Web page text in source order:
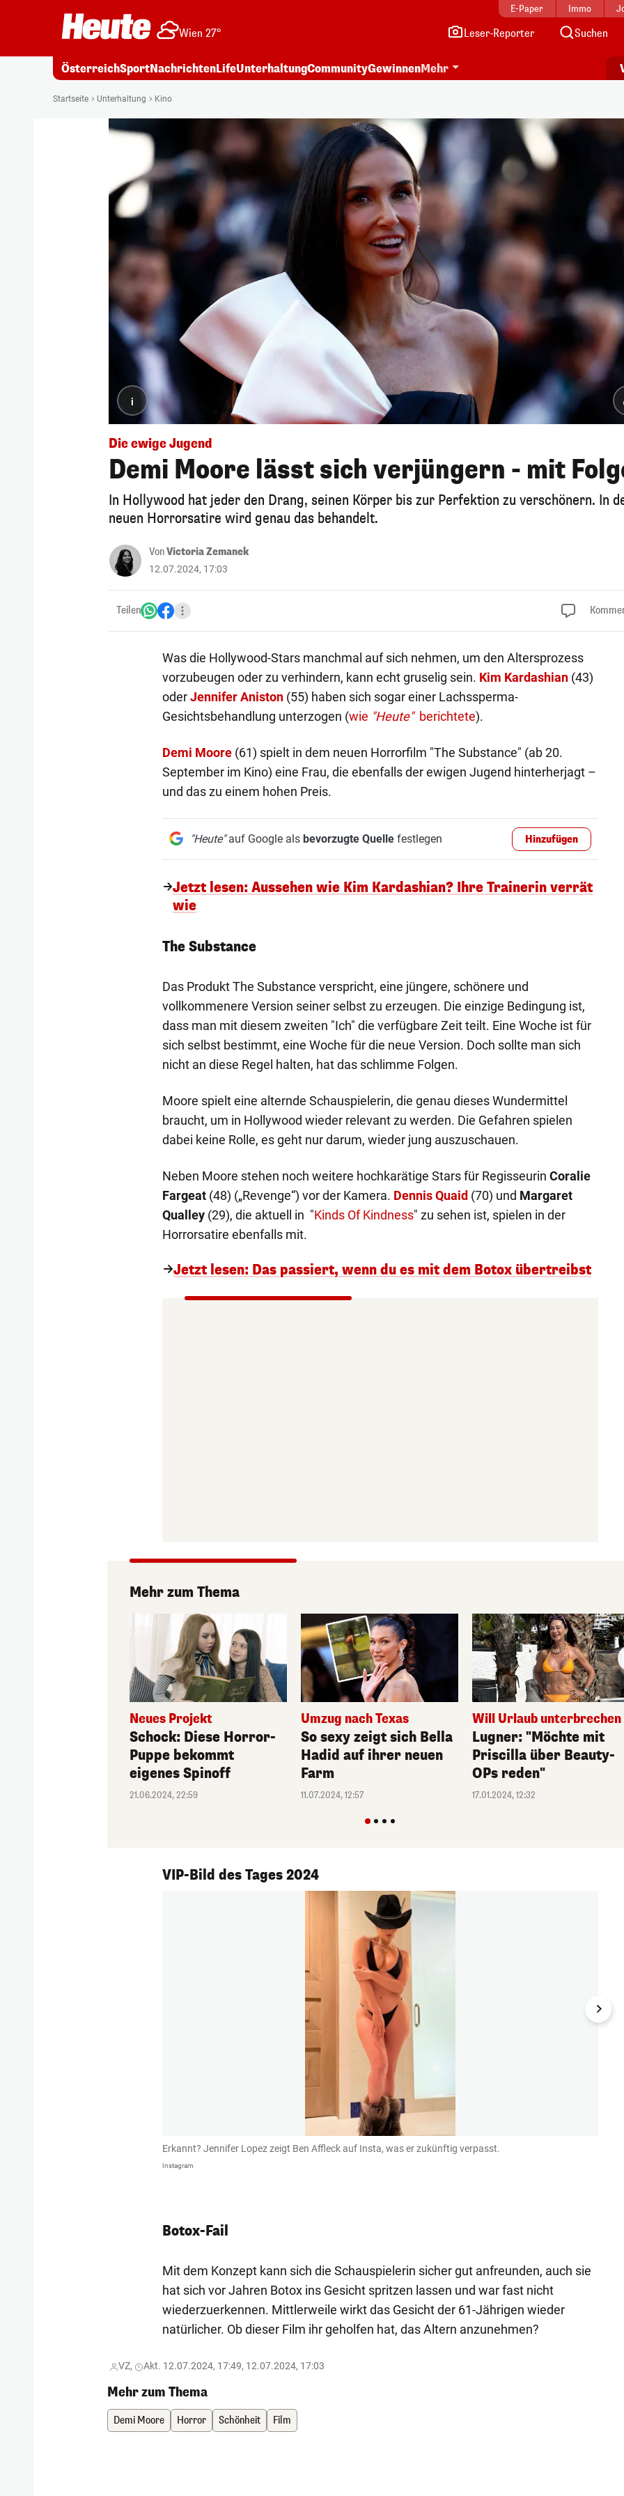
E-Paper Immo
Wien 27° Leser-Reporter Suchen
ÖsterreichSportNachrichtenLifeUnterhaltungCommunityGewinnenMehr
Startseite Unterhaltung Kino
i
Die ewige Jugend
Demi Moore lässt sich verjüngern - mit
In Hollywood hat jeder den Drang, seinen Körper bis zur Perfektion zu verschönern. In
neuen Horrorsatire wird genau das behandelt.
VonVictoria Zemanek
12.07.2024, 17:03
Teilen
Was die Hollywood-Stars manchmal auf sich nehmen, um den Altersprozess
vorzubeugen oder zu verhindern, kann echt gruselig sein. Kim Kardashian(43)
oderJennifer Aniston(55) haben sich sogar einer Lachssperma-
Gesichtsbehandlung unterzogen (wie "Heute"berichtete).
Demi Moore(61) spielt in dem neuen Horrorfilm "The Substance" (ab 20.
September im Kino) eine Frau, die ebenfalls der ewigen Jugend hinterherjagt –
und das zu einem hohen Preis.
"Heute"auf Google als bevorzugte Quellefestlegen Hinzufügen
Jetzt lesen: Aussehen wie Kim Kardashian? Ihre Trainerin verrät
wie
The Substance
Das Produkt The Substance verspricht, eine jüngere, schönere und
vollkommenere Version seiner selbst zu erzeugen. Die einzige Bedingung ist,
dass man mit diesem zweiten "Ich" die verfügbare Zeit teilt. Eine Woche ist für
sich selbst bestimmt, eine Woche für die neue Version. Doch sollte man sich
nicht an diese Regel halten, hat das schlimme Folgen.
Moore spielt eine alternde Schauspielerin, die genau dieses Wundermittel
braucht, um in Hollywood wieder relevant zu werden. Die Gefahren spielen
dabei keine Rolle, es geht nur darum, wieder jung auszuschauen.
Neben Moore stehen noch weitere hochkarätige Stars für Regisseurin Coralie
Fargeat(48) („Revenge“) vor der Kamera. Dennis Quaid(70) und Margaret
Qualley(29), die aktuell in "Kinds Of Kindness" zu sehen ist, spielen in der
Horrorsatire ebenfalls mit.
Jetzt lesen: Das passiert, wenn du es mit dem Botox übertreibst
Mehr zum Thema
Neues Projekt
Schock: Diese Horror-
Puppe bekommt
eigenes Spinoff
21.06.2024, 22:59
Umzug nach Texas
So sexy zeigt sich Bella
Hadid auf ihrer neuen
Farm
11.07.2024, 12:57
Will Urlaub unterbrechen
Lugner: "Möchte mit
Priscilla über Beauty-
OPs reden"
17.01.2024, 12:32
VIP-Bild des Tages 2024
1/231
Erkannt? Jennifer Lopez zeigt Ben Affleck auf Insta, was er zukünftig verpasst.
Instagram
Botox-Fail
Mit dem Konzept kann sich die Schauspielerin sicher gut anfreunden, auch sie
hat sich vor Jahren Botox ins Gesicht spritzen lassen und war fast nicht
wiederzuerkennen. Mittlerweile wirkt das Gesicht der 61-Jährigen wieder
natürlicher. Ob dieser Film ihr geholfen hat, das Altern anzunehmen?
VZ, Akt. 12.07.2024, 17:49, 12.07.2024, 17:03
Mehr zum Thema
Demi Moore Horror Schönheit Film